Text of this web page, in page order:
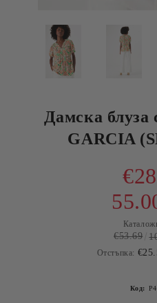
Дамска блуза
GARCIA
€53.69
Отстъпка:
Код: